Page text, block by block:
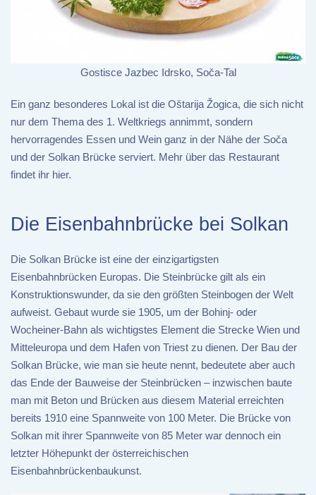
Gostisce Jazbec Idrsko, Soča-Tal
Ein ganz besonderes Lokal ist die Oštarija Žogica, die sich nicht
nur dem Thema des 1. Weltkriegs annimmt, sondern
hervorragendes Essen und Wein ganz in der Nähe der Soča
und der Solkan Brücke serviert. Mehr über das Restaurant
findet ihr hier.
Die Eisenbahnbrücke bei Solkan
Die Solkan Brücke ist eine der einzigartigsten
Eisenbahnbrücken Europas. Die Steinbrücke gilt als ein
Konstruktionswunder, da sie den größten Steinbogen der Welt
aufweist. Gebaut wurde sie 1905, um der Bohinj- oder
Wocheiner-Bahn als wichtigstes Element die Strecke Wien und
Mitteleuropa und dem Hafen von Triest zu dienen. Der Bau der
Solkan Brücke, wie man sie heute nennt, bedeutete aber auch
das Ende der Bauweise der Steinbrücken – inzwischen baute
man mit Beton und Brücken aus diesem Material erreichten
bereits 1910 eine Spannweite von 100 Meter. Die Brücke von
Solkan mit ihrer Spannweite von 85 Meter war dennoch ein
letzter Höhepunkt der österreichischen
Eisenbahnbrückenbaukunst.